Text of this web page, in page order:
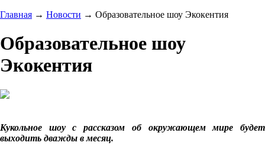
Главная → Новости → Образовательное шоу Экокентия
Образовательное шоу
Экокентия
Кукольное шоу с рассказом об окружающем мире будет
выходить дважды в месяц.